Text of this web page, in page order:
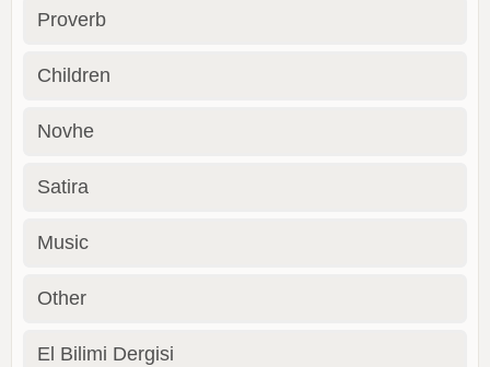
Proverb
Children
Novhe
Satira
Music
Other
El Bilimi Dergisi